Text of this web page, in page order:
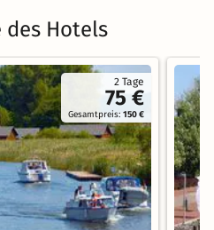
des Hotels
2 Tage
75 €
Gesamtpreis:150 €